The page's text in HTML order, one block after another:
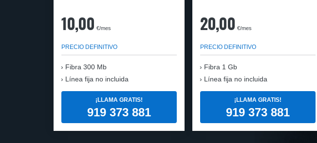
10,00 €/mes
PRECIO DEFINITIVO
Fibra 300 Mb
Línea fija no incluida
¡LLAMA GRATIS!
919 373 881
20,00 €/mes
PRECIO DEFINITIVO
Fibra 1 Gb
Línea fija no incluida
¡LLAMA GRATIS!
919 373 881